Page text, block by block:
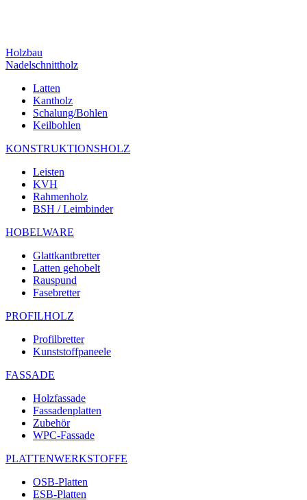
Holzbau
Nadelschnittholz
Latten
Kantholz
Schalung/Bohlen
Keilbohlen
KONSTRUKTIONSHOLZ
Leisten
KVH
Rahmenholz
BSH / Leimbinder
HOBELWARE
Glattkantbretter
Latten gehobelt
Rauspund
Fasebretter
PROFILHOLZ
Profilbretter
Kunststoffpaneele
FASSADE
Holzfassade
Fassadenplatten
Zubehör
WPC-Fassade
PLATTENWERKSTOFFE
OSB-Platten
ESB-Platten